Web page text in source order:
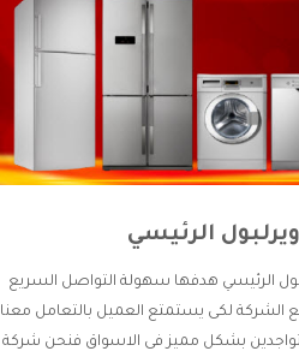
الرئيسي
الرئيسي هدفها سهولة التواصل السريع
الشركة لكى يستمتع العميل بالتعامل معنا
بشكل مميز فى الاسواق فنحن شركة